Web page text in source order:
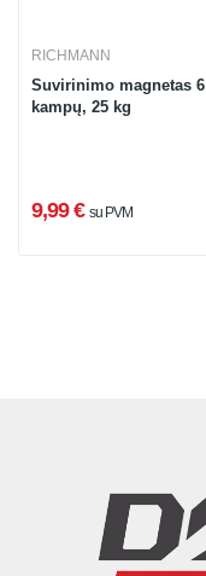
RICHMANN
Suvirinimo magnetas 6
kampų, 25 kg
9,99 € su PVM